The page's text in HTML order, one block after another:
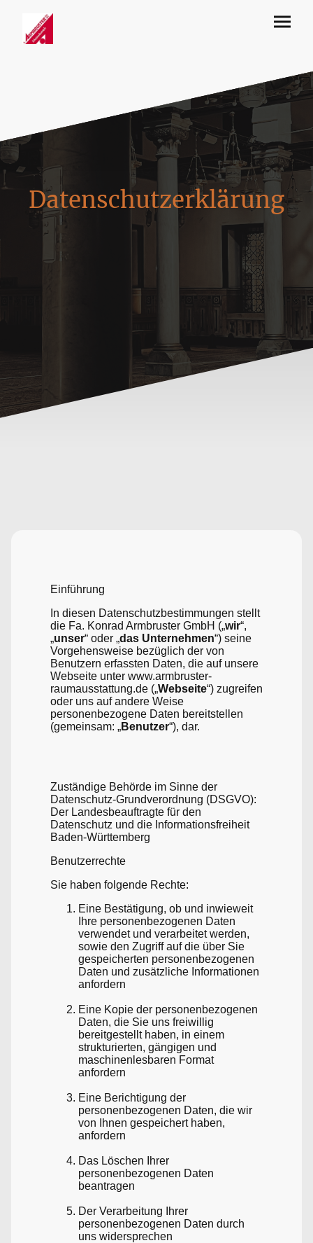
Datenschutzerklärung
Einführung
In diesen Datenschutzbestimmungen stellt
die Fa. Konrad Armbruster GmbH („wir“,
„unser“ oder „das Unternehmen“) seine
Vorgehensweise bezüglich der von
Benutzern erfassten Daten, die auf unsere
Webseite unter www.armbruster-
raumausstattung.de („Webseite“) zugreifen
oder uns auf andere Weise
personenbezogene Daten bereitstellen
(gemeinsam: „Benutzer“), dar.
Zuständige Behörde im Sinne der
Datenschutz-Grundverordnung (DSGVO):
Der Landesbeauftragte für den
Datenschutz und die Informationsfreiheit
Baden-Württemberg
Benutzerrechte
Sie haben folgende Rechte:
Eine Bestätigung, ob und inwieweit
Ihre personenbezogenen Daten
verwendet und verarbeitet werden,
sowie den Zugriff auf die über Sie
gespeicherten personenbezogenen
Daten und zusätzliche Informationen
anfordern
Eine Kopie der personenbezogenen
Daten, die Sie uns freiwillig
bereitgestellt haben, in einem
strukturierten, gängigen und
maschinenlesbaren Format
anfordern
Eine Berichtigung der
personenbezogenen Daten, die wir
von Ihnen gespeichert haben,
anfordern
Das Löschen Ihrer
personenbezogenen Daten
beantragen
Der Verarbeitung Ihrer
personenbezogenen Daten durch
uns widersprechen